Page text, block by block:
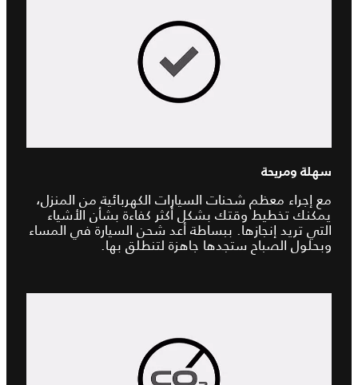
سهلة ومريحة
مع إجراء معظم شحنات السيارات الكهربائية من المنزل،
يمكنك تخطيط وقتك بشكل أكثر كفاءة بشأن الأشياء
التي تريد إنجازها. ببساطة أعد شحن السيارة في المساء
وبحلول الصباح ستجدها جاهزة لتنطلق بها.